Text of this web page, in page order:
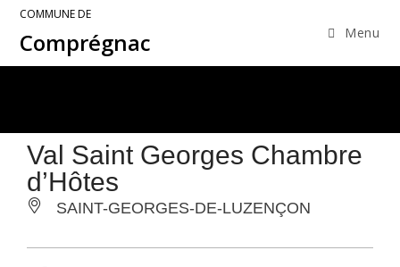
COMMUNE DE
Comprégnac Menu
Val Saint Georges Chambre
d’Hôtes
SAINT-GEORGES-DE-LUZENÇON